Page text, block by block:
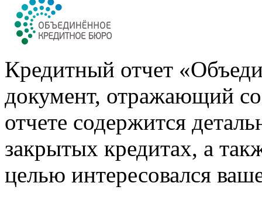
Кредитный отчет
документ, отражающий
отчете содержится
закрытых кредитах, а
целью интересовался